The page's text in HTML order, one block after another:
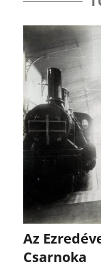
Az
Csarnoka